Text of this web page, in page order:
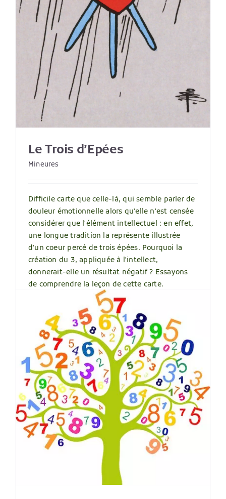
Le Trois d’Epées
Mineures
Difficile carte que celle-là, qui semble parler de
douleur émotionnelle alors qu'elle n'est censée
considérer que l'élément intellectuel : en effet,
une longue tradition la représente illustrée
d'un coeur percé de trois épées. Pourquoi la
création du 3, appliquée à l'intellect,
donnerait-elle un résultat négatif ? Essayons
de comprendre la leçon de cette carte.